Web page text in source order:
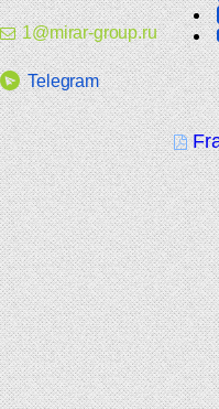
1@mirar-group.ru
Telegram